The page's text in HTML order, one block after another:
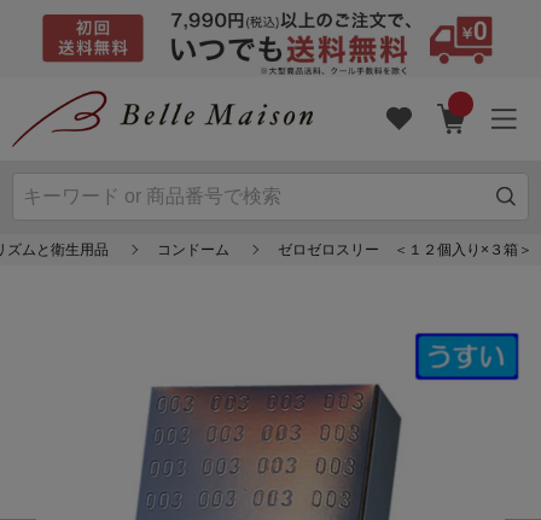
ズムと衛生用品 コンドーム ゼロゼロスリー ＜１２個入り×３箱＞